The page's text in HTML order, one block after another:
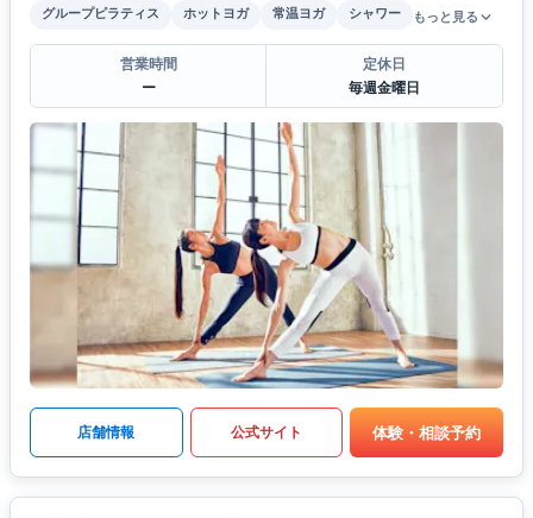
グループピラティス
ホットヨガ 常温ヨガ シャワー もっと見る
営業時間
ー
定休日
毎週金曜日
店舗情報 公式サイト 体験・相談予約